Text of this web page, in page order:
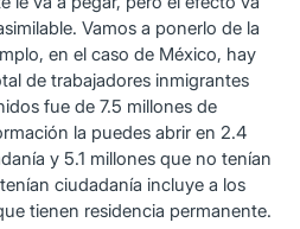
Vamos a ponerlo de la
en el caso de México, hay
de trabajadores inmigrantes
fue de 7.5 millones de
la puedes abrir en 2.4
y 5.1 millones que no tenían
ciudadanía incluye a los
tienen residencia permanente.